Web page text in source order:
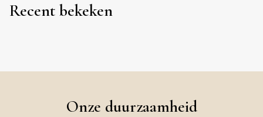
Recent bekeken
Onze duurzaamheid